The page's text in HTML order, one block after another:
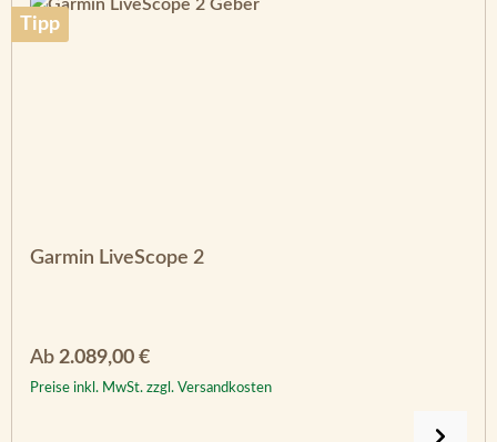
Tipp
Garmin LiveScope 2
Regulärer Preis:
Ab 2.089,00 €
Preise inkl. MwSt. zzgl. Versandkosten